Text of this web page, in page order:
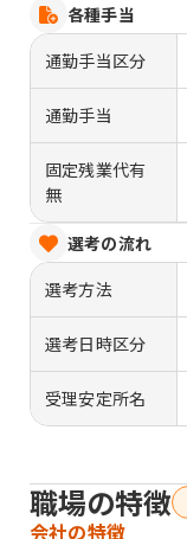
各種手当
通勤手当区分
通勤手当
固定残業代有
無
選考の流れ
選考方法
選考日時区分
受理安定所名
職場の特徴
会社の特徴